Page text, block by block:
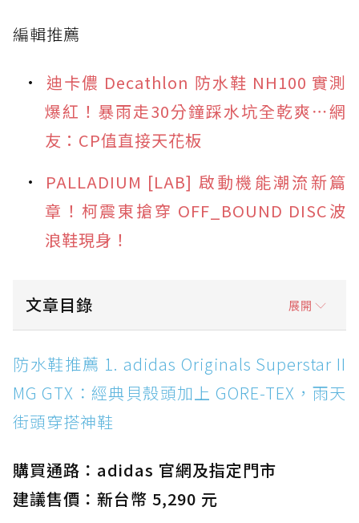
編輯推薦
迪卡儂 Decathlon 防水鞋 NH100 實測
爆紅！暴雨走30分鐘踩水坑全乾爽⋯網
友：CP值直接天花板
PALLADIUM [LAB] 啟動機能潮流新篇
章！柯震東搶穿 OFF_BOUND DISC波
浪鞋現身！
文章目錄 展開
防水鞋推薦 1. adidas Originals Superstar II
MG GTX：經典貝殼頭加上 GORE-TEX，雨天街
頭穿搭神鞋
防水鞋推薦 2. New Balance Hierro v9 GORE-
防水鞋推薦 3. Nike Dunk Low GORE-TEX：
經典 Dunk 輪廓加上防水科技，雨天穿搭帥度不
打折
防水鞋推薦 1. adidas Originals Superstar II
MG GTX：經典貝殼頭加上 GORE-TEX，雨天
街頭穿搭神鞋
購買通路：adidas 官網及指定門市
建議售價：新台幣 5,290 元